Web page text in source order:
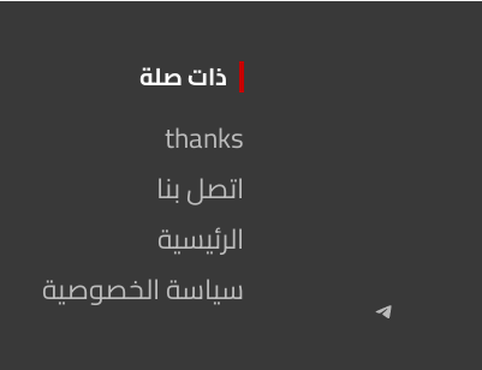
Telegram
ذات صلة
thanks
اتصل بنا
الرئيسية
سياسة الخصوصية